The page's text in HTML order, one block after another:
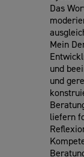
Das
Mein
und
und
liefern